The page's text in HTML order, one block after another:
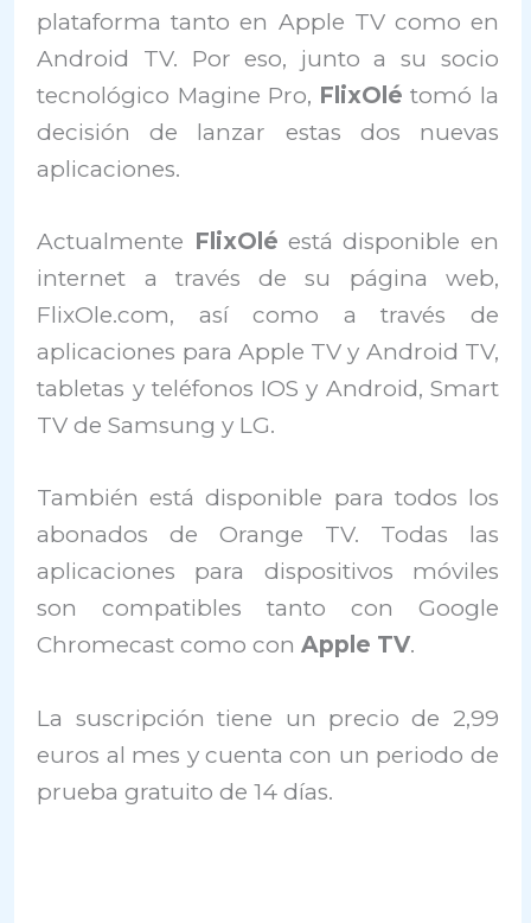
plataforma tanto en Apple TV como en
Android TV. Por eso, junto a su socio
tecnológico Magine Pro, FlixOlé tomó la
decisión de lanzar estas dos nuevas
aplicaciones.
Actualmente FlixOlé está disponible en
internet a través de su página web,
FlixOle.com, así como a través de
aplicaciones para Apple TV y Android TV,
tabletas y teléfonos IOS y Android, Smart
TV de Samsung y LG.
También está disponible para todos los
abonados de Orange TV. Todas las
aplicaciones para dispositivos móviles
son compatibles tanto con Google
Chromecast como conApple TV.
La suscripción tiene un precio de 2,99
euros al mes y cuenta con un periodo de
prueba gratuito de 14 días.